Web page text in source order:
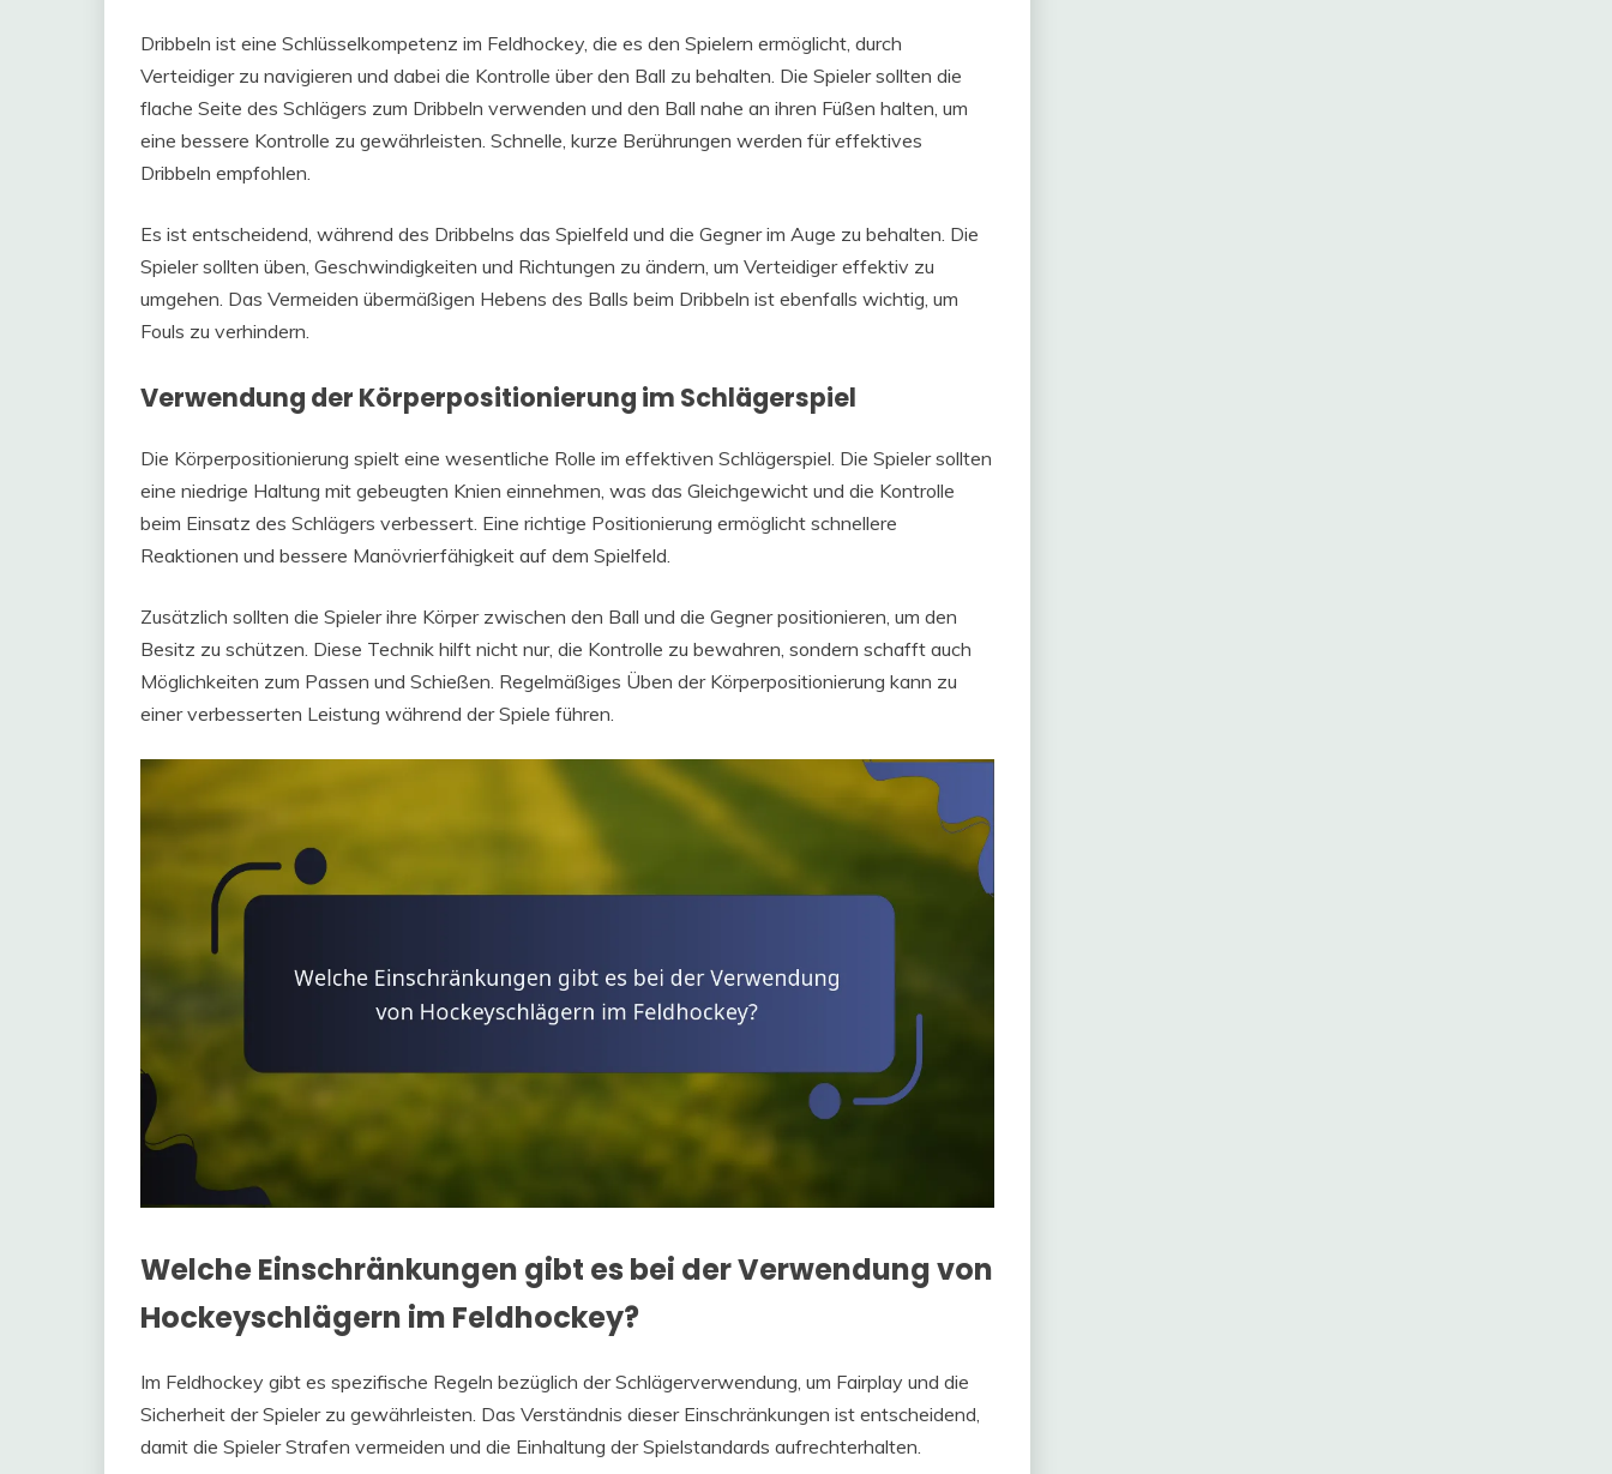
Dribbeln ist eine Schlüsselkompetenz im Feldhockey, die es den Spielern ermöglicht, durch
Verteidiger zu navigieren und dabei die Kontrolle über den Ball zu behalten. Die Spieler sollten die
flache Seite des Schlägers zum Dribbeln verwenden und den Ball nahe an ihren Füßen halten, um
eine bessere Kontrolle zu gewährleisten. Schnelle, kurze Berührungen werden für effektives
Dribbeln empfohlen.
Es ist entscheidend, während des Dribbelns das Spielfeld und die Gegner im Auge zu behalten. Die
Spieler sollten üben, Geschwindigkeiten und Richtungen zu ändern, um Verteidiger effektiv zu
umgehen. Das Vermeiden übermäßigen Hebens des Balls beim Dribbeln ist ebenfalls wichtig, um
Fouls zu verhindern.
Verwendung der Körperpositionierung im Schlägerspiel
Die Körperpositionierung spielt eine wesentliche Rolle im effektiven Schlägerspiel. Die Spieler sollten
eine niedrige Haltung mit gebeugten Knien einnehmen, was das Gleichgewicht und die Kontrolle
beim Einsatz des Schlägers verbessert. Eine richtige Positionierung ermöglicht schnellere
Reaktionen und bessere Manövrierfähigkeit auf dem Spielfeld.
Zusätzlich sollten die Spieler ihre Körper zwischen den Ball und die Gegner positionieren, um den
Besitz zu schützen. Diese Technik hilft nicht nur, die Kontrolle zu bewahren, sondern schafft auch
Möglichkeiten zum Passen und Schießen. Regelmäßiges Üben der Körperpositionierung kann zu
einer verbesserten Leistung während der Spiele führen.
Welche Einschränkungen gibt es bei der Verwendung von
Hockeyschlägern im Feldhockey?
Im Feldhockey gibt es spezifische Regeln bezüglich der Schlägerverwendung, um Fairplay und die
Sicherheit der Spieler zu gewährleisten. Das Verständnis dieser Einschränkungen ist entscheidend,
damit die Spieler Strafen vermeiden und die Einhaltung der Spielstandards aufrechterhalten.